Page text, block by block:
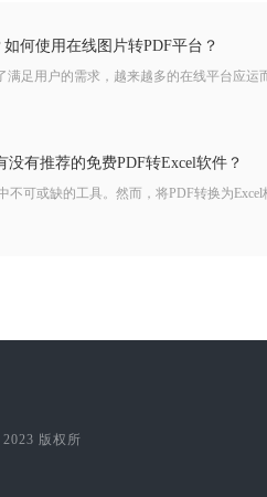
何使用在线图片转PDF平台？
足用户的需求，越来越多的在线平台应运
有推荐的免费PDF转Excel软件？
可或缺的工具。然而，将PDF转换为Excel
版权所